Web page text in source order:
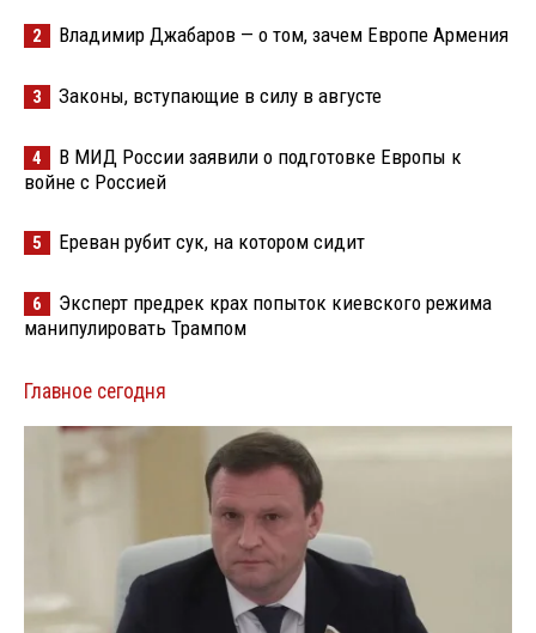
2 Владимир Джабаров — о том, зачем Европе Армения
3 Законы, вступающие в силу в августе
4
В МИД России заявили о подготовке Европы к
войне с Россией
5 Ереван рубит сук, на котором сидит
6
Эксперт предрек крах попыток киевского режима
манипулировать Трампом
Главное сегодня